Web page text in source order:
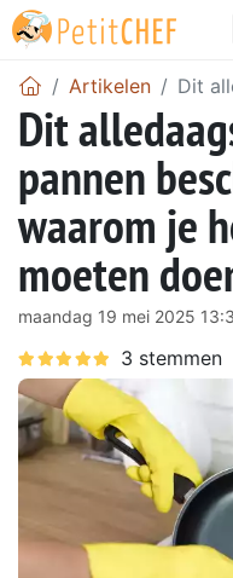
Artikelen Dit
Dit
pannen
waarom je
moeten
maandag 19 mei 2025